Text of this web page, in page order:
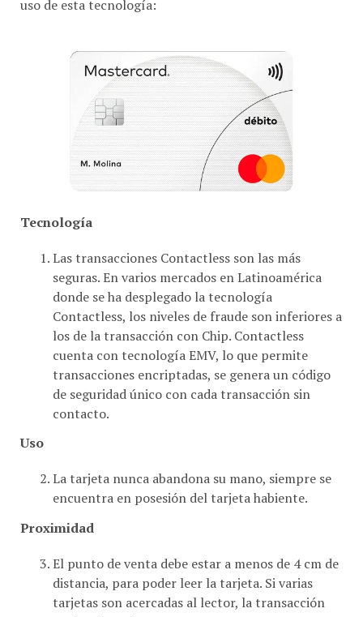
seguras. En varios mercados en Latinoamérica
donde se ha desplegado la tecnología
Contactless, los niveles de fraude son inferiores a
los de la transacción con Chip. Contactless
cuenta con tecnología EMV, lo que permite
transacciones encriptadas, se genera un código
de seguridad único con cada transacción sin
contacto.
encuentra en posesión del tarjeta habiente.
distancia, para poder leer la tarjeta. Si varias
tarjetas son acercadas al lector, la transacción
será rechazada.